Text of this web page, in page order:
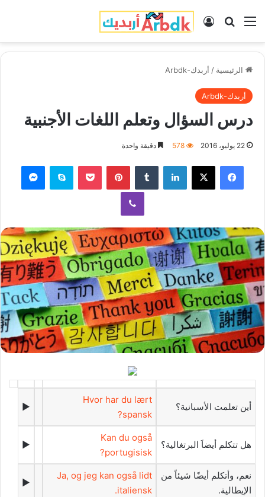
القائمة بحث عنتسجيل الدخول
الرئيسية / أربدك-Arbdk
أربدك-Arbdk
درس السؤال وتعلم اللغات الأجنبية
22 يوليو، 2016 578 دقيقة واحدة
فيسبوك لينكدإن بينتيريست سكايب
ڤايبر
‫أين تعلمت الأسبانية؟‬
Hvor har du lært
spansk?
►
‫هل تتكلم أيضاَ البرتغالية؟‬
Kan du også
portugisisk?
►
‫نعم، وأتكلم أيضًا شيئاً من
الإيطالية.‬
Ja, og jeg kan også lidt
italiensk.
►